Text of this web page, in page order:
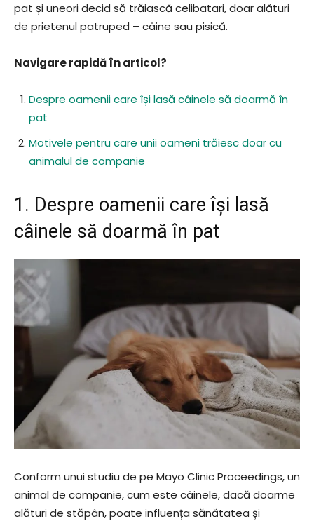
pat și uneori decid să trăiască celibatari, doar alături
de prietenul patruped – câine sau pisică.
Navigare rapidă în articol?
Despre oamenii care își lasă câinele să doarmă în
pat
Motivele pentru care unii oameni trăiesc doar cu
animalul de companie
1. Despre oamenii care își lasă
câinele să doarmă în pat
Conform unui studiu de pe Mayo Clinic Proceedings, un
animal de companie, cum este câinele, dacă doarme
alături de stăpân, poate influența sănătatea și